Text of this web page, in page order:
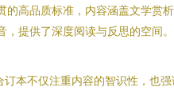
的高品质标准，内容涵盖文学赏
，提供了深度阅读与反思的空间
订本不仅注重内容的智识性，也